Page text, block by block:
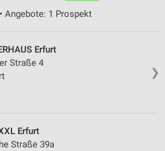
Angebote: 1 Prospekt
❯
Erfurt
Straße 4
Erfurt
Straße 39a